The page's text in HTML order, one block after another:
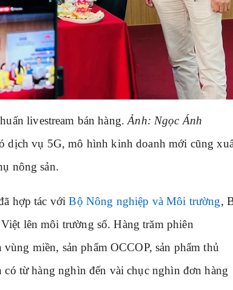
livestream bán hàng.Ảnh: Ngọc Ánh
dịch vụ 5G, mô hình kinh doanh mới cũng
nông sản.
hợp tác vớiBộ Nông nghiệp và Môi trường,
lên môi trường số. Hàng trăm phiên
miền, sản phẩm OCCOP, sản phẩm thủ
từ hàng nghìn đến vài chục nghìn đơn hàng